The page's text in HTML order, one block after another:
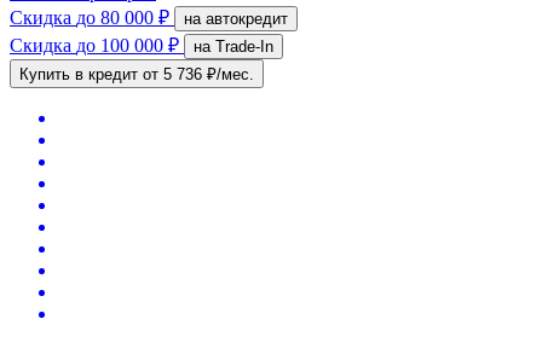
Скидка до 80 000 ₽ на автокредит
Скидка до 100 000 ₽
на Trade-In
Купить в кредит от 5 736 ₽/мес.